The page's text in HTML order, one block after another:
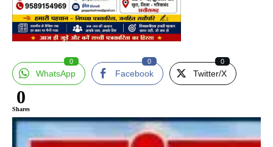
WhatsApp
0
Facebook
0
Twitter/X
0
0
Shares